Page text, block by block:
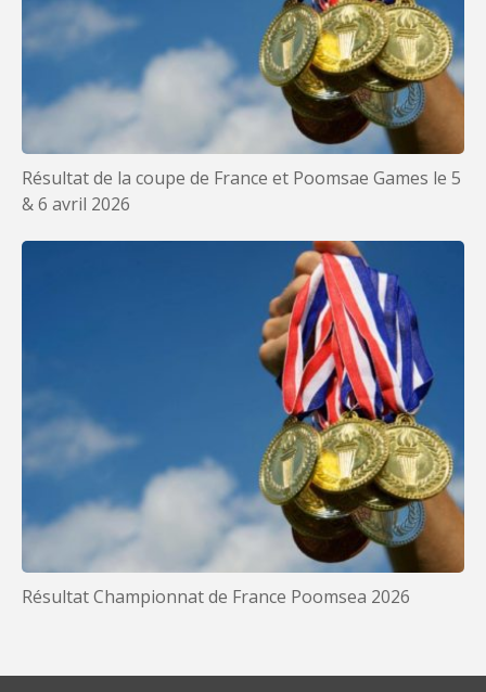
Résultat de la coupe de France et Poomsae Games le 5
& 6 avril 2026
Résultat Championnat de France Poomsea 2026